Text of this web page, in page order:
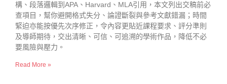
構、段落邏輯到APA、Harvard、MLA引用，本文列出交稿前必
查項目，幫你避開格式失分、論證斷裂與參考文獻錯漏；時間
緊迫亦能按優先次序修正，令內容更貼近課程要求、評分準則
及導師期待，交出清晰、可信、可追溯的學術作品，降低不必
要風險與壓力。
Read More »